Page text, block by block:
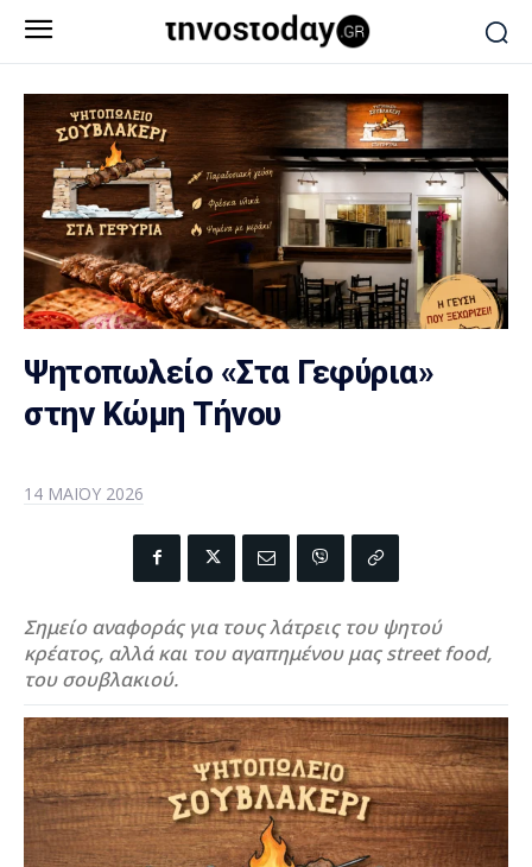
Ψητοπωλείο «Στα Γεφύρια»
στην Κώμη Τήνου
14 ΜΑΪ́ΟΥ 2026
Σημείο αναφοράς για τους λάτρεις του ψητού
κρέατος, αλλά και του αγαπημένου μας street food,
του σουβλακιού.